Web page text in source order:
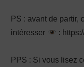
PS : avant de partir,
intéresser
:
PPS : Si vous lisez